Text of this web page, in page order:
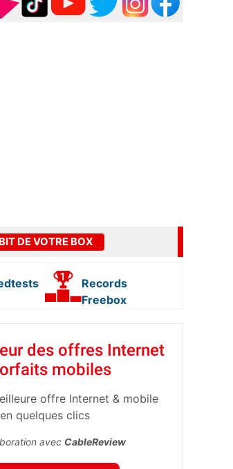
DE VOTRE BOX
Records
Freebox
des offres Internet
mobiles
offre Internet & mobile
en quelques clics
avec CableReview